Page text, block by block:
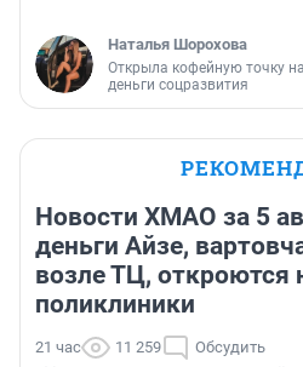
Наталья Шорохова
Открыла кофейную точку на
деньги соцразвития
Новости ХМАО за 5
деньги Айзе,
возле ТЦ, откроются
поликлиники
21 час 11 259 Обсудить